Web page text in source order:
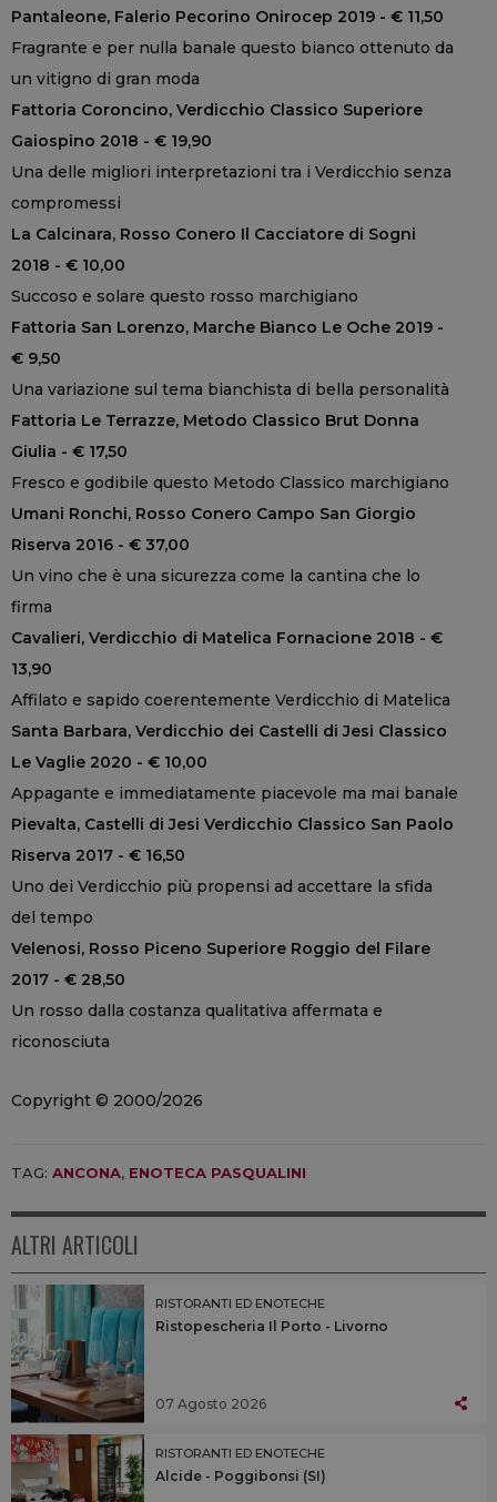
Pantaleone, Falerio Pecorino Onirocep 2019 - € 11,50
Fragrante e per nulla banale questo bianco ottenuto da
un vitigno di gran moda
Fattoria Coroncino, Verdicchio Classico Superiore
Gaiospino 2018 - € 19,90
Una delle migliori interpretazioni tra i Verdicchio senza
compromessi
La Calcinara, Rosso Conero Il Cacciatore di Sogni
2018 - € 10,00
Succoso e solare questo rosso marchigiano
Fattoria San Lorenzo, Marche Bianco Le Oche 2019 -
€ 9,50
Una variazione sul tema bianchista di bella personalità
Fattoria Le Terrazze, Metodo Classico Brut Donna
Giulia - € 17,50
Fresco e godibile questo Metodo Classico marchigiano
Umani Ronchi, Rosso Conero Campo San Giorgio
Riserva 2016 - € 37,00
Un vino che è una sicurezza come la cantina che lo
firma
Cavalieri, Verdicchio di Matelica Fornacione 2018 - €
13,90
Affilato e sapido coerentemente Verdicchio di Matelica
Santa Barbara, Verdicchio dei Castelli di Jesi Classico
Le Vaglie 2020 - € 10,00
Appagante e immediatamente piacevole ma mai banale
Pievalta, Castelli di Jesi Verdicchio Classico San Paolo
Riserva 2017 - € 16,50
Uno dei Verdicchio più propensi ad accettare la sfida
del tempo
Velenosi, Rosso Piceno Superiore Roggio del Filare
2017 - € 28,50
Un rosso dalla costanza qualitativa affermata e
riconosciuta
Copyright © 2000/2026
TAG: ANCONA, ENOTECA PASQUALINI
ALTRI ARTICOLI
RISTORANTI ED ENOTECHE
Ristopescheria Il Porto - Livorno
07 Agosto 2026
RISTORANTI ED ENOTECHE
Alcide - Poggibonsi (SI)